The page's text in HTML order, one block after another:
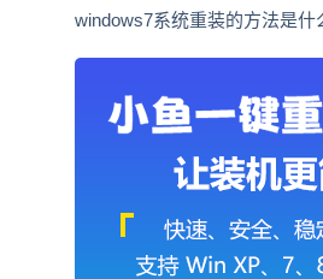
windows7系统重装的方法是什